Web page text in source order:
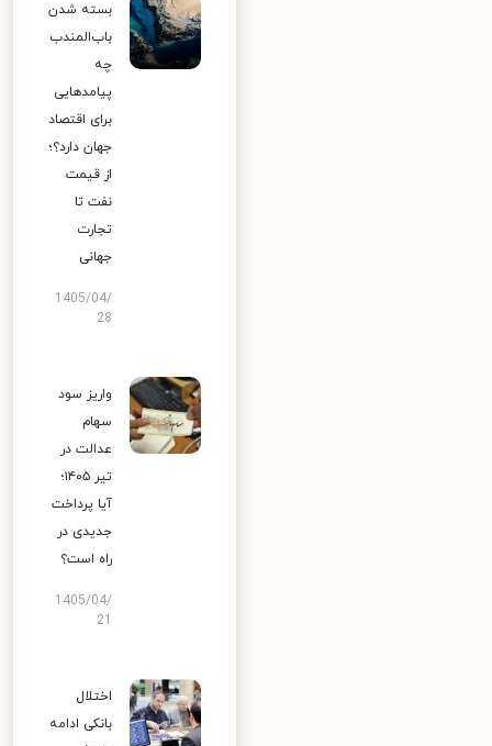
بسته شدن
باب‌المندب
چه
پیامدهایی
برای اقتصاد
جهان دارد؟؛
از قیمت
نفت تا
تجارت
جهانی
1405/04/
28
واریز سود
سهام
عدالت در
تیر ۱۴۰۵؛
آیا پرداخت
جدیدی در
راه است؟
1405/04/
اختلال
بانکی ادامه